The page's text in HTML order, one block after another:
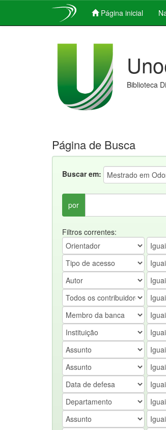
Página inicial
Biblioteca
Página de Busca
Buscar em:
por
Filtros correntes: